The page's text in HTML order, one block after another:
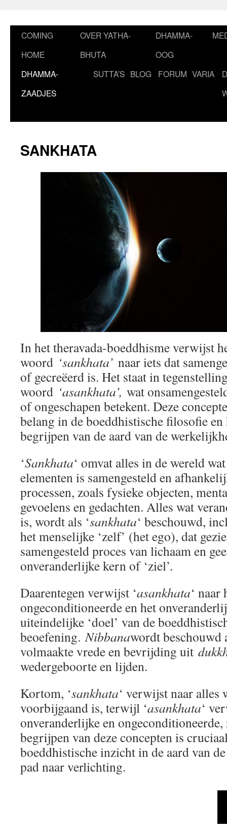
COMING
HOME
OVER YATHA-
BHUTA
DHAMMA-
OOG
DHAMMA-
ZAADJES
SUTTA’S BLOG FORUM VARIA
SANKHATA
In het theravada-boeddhisme verwijst
woord ‘sankhata’ naar iets dat
of gecreëerd is. Het staat in
woord ‘asankhata’, wat
of ongeschapen betekent. Deze
belang in de boeddhistische filosofie
begrijpen van de aard van de
‘Sankhata‘ omvat alles in de wereld
elementen is samengesteld en
processen, zoals fysieke objecten,
gevoelens en gedachten. Alles wat
is, wordt als ‘sankhata‘ beschouwd,
het menselijke ‘zelf’ (het ego), dat
samengesteld proces van lichaam en
onveranderlijke kern of ‘ziel’.
Daarentegen verwijst ‘asankhata‘ naar
ongeconditioneerde en het
uiteindelijke ‘doel’ van de
beoefening.Nibbanawordt beschouwd
volmaakte vrede en bevrijding uit
wedergeboorte en lijden.
Kortom, ‘sankhata‘ verwijst naar alles
voorbijgaand is, terwijl ‘asankhata‘
onveranderlijke en
begrijpen van deze concepten is
boeddhistische inzicht in de aard van
pad naar verlichting.